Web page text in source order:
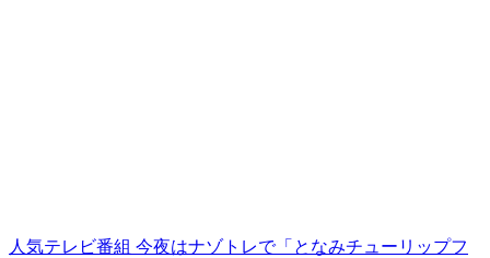
人気テレビ番組 今夜はナゾトレで「となみチューリップフ